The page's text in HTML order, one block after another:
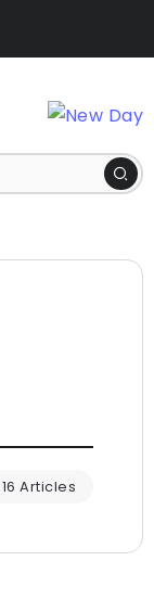
16 Articles